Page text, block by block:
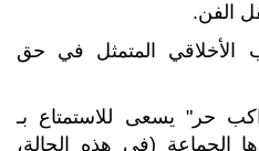
الفن.
الأخلاقي المتمثل في حق
حر" يسعى للاستمتاع بـ
الجماعة (في هذه الحالة،